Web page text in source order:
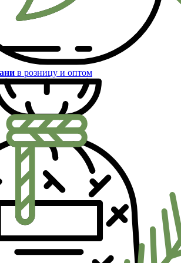
в розницу и оптом